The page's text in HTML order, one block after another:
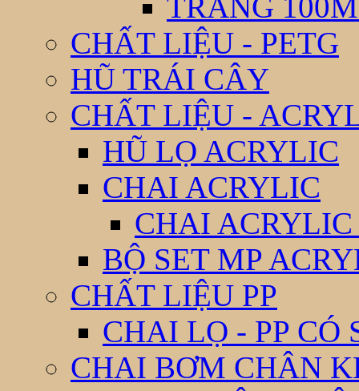
CHẤT LIỆU - PETG
HŨ TRÁI CÂY
CHẤT LIỆU -
HŨ LỌ ACRYLIC
CHAI ACRYLIC
CHAI ACRYLIC
BỘ SET MP
CHẤT LIỆU PP
CHAI LỌ - PP CÓ
CHAI BƠM CHÂN